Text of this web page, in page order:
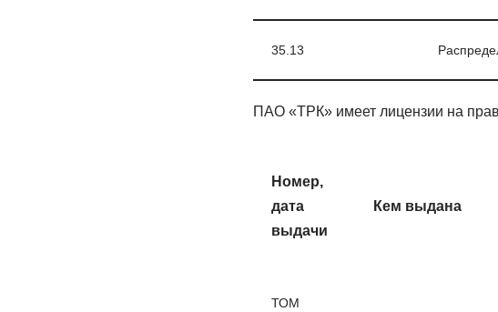
35.13
ПАО «ТРК» имеет лицензии на
Номер,
дата
выдачи
Кем выдана
ТОМ